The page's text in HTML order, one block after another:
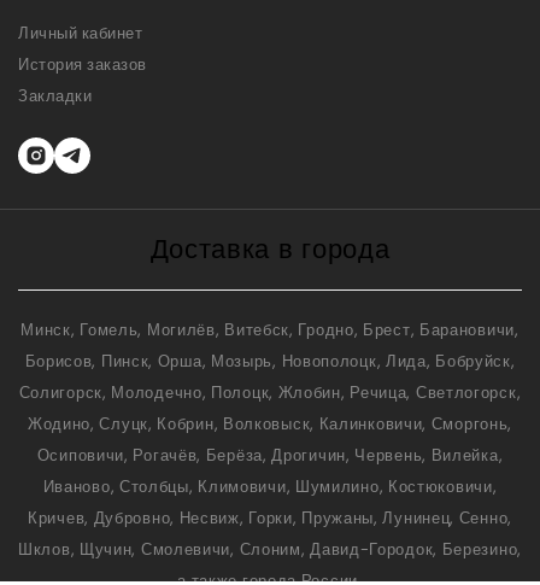
Личный кабинет
История заказов
Закладки
Доставка в города
Минск, Гомель, Могилёв, Витебск, Гродно, Брест, Барановичи,
Борисов, Пинск, Орша, Мозырь, Новополоцк, Лида, Бобруйск,
Солигорск, Молодечно, Полоцк, Жлобин, Речица, Светлогорск,
Жодино, Слуцк, Кобрин, Волковыск, Калинковичи, Сморгонь,
Осиповичи, Рогачёв, Берёза, Дрогичин, Червень, Вилейка,
Иваново, Столбцы, Климовичи, Шумилино, Костюковичи,
Кричев, Дубровно, Несвиж, Горки, Пружаны, Лунинец, Сенно,
Шклов, Щучин, Смолевичи, Слоним, Давид-Городок, Березино,